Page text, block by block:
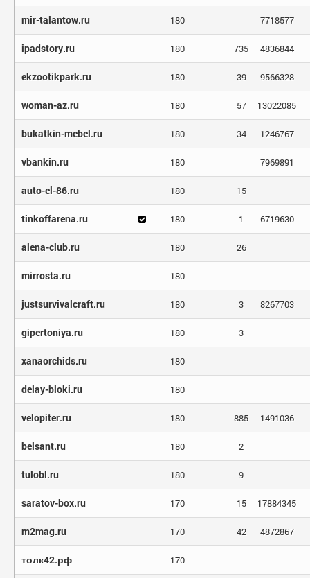
mir-talantow.ru 180 7718577
ipadstory.ru 180 735 4836844
ekzootikpark.ru 180 39 9566328
woman-az.ru 180 57 13022085
bukatkin-mebel.ru 180 34 1246767
vbankin.ru 180 7969891
auto-el-86.ru 180 15
tinkoffarena.ru 180 1 6719630
alena-club.ru 180 26
mirrosta.ru 180
justsurvivalcraft.ru 180 3 8267703
gipertoniya.ru 180 3
xanaorchids.ru 180
delay-bloki.ru 180
velopiter.ru 180 885 1491036
belsant.ru 180 2
tulobl.ru 180 9
saratov-box.ru 170 15 17884345
m2mag.ru 170 42 4872867
толк42.рф 170